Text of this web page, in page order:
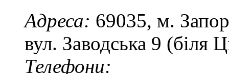
Адреса: 69035, м.
вул. Заводська 9 (біля
Телефони: